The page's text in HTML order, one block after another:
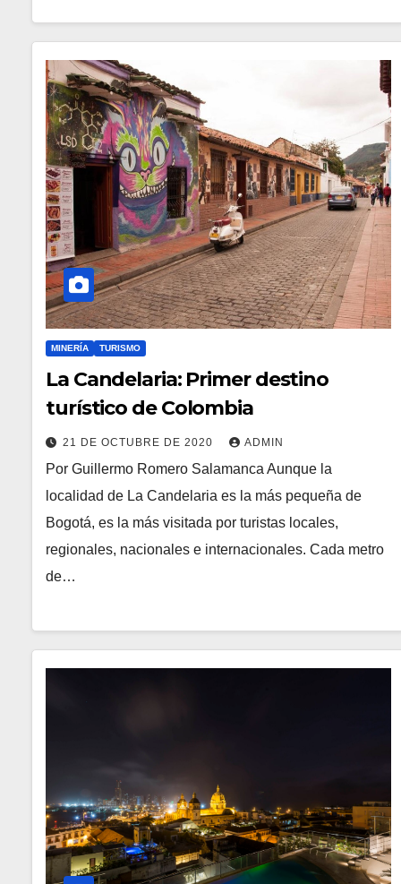
MINERÍA TURISMO
La Candelaria: Primer destino
turístico de Colombia
21 DE OCTUBRE DE 2020 ADMIN
Por Guillermo Romero Salamanca Aunque la
localidad de La Candelaria es la más pequeña de
Bogotá, es la más visitada por turistas locales,
regionales, nacionales e internacionales. Cada metro
de…